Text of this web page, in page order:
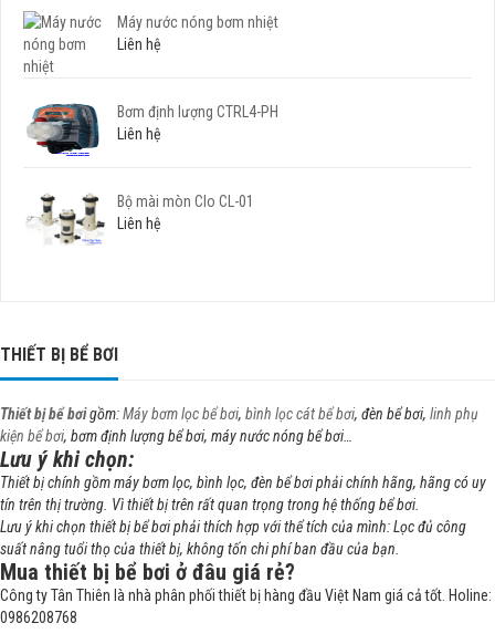
Máy nước nóng bơm nhiệt
Liên hệ
Bơm định lượng CTRL4-PH
Liên hệ
Bộ mài mòn Clo CL-01
Liên hệ
THIẾT BỊ BỂ BƠI
Thiết bị bể bơigồm:Máy bơm lọc bể bơi, bình lọc cát bể bơi, đèn bể bơi, linh phụ
kiện bể bơi, bơm định lượng bể bơi, máy nước nóng bể bơi…
Lưu ý khi chọn:
Thiết bị chính gồm máy bơm lọc, bình lọc, đèn bể bơi phải chính hãng, hãng có uy
tín trên thị trường. Vì thiết bị trên rất quan trọng trong hệ thống bể bơi.
Lưu ý khi chọn thiết bị bể bơi phải thích hợp với thể tích của mình: Lọc đủ công
suất nâng tuổi thọ của thiết bị, không tốn chi phí ban đầu của bạn.
Mua thiết bị bể bơi ở đâu giá rẻ?
Công ty Tân Thiên là nhà phân phối thiết bị hàng đầu Việt Nam giá cả tốt. Holine:
0986208768